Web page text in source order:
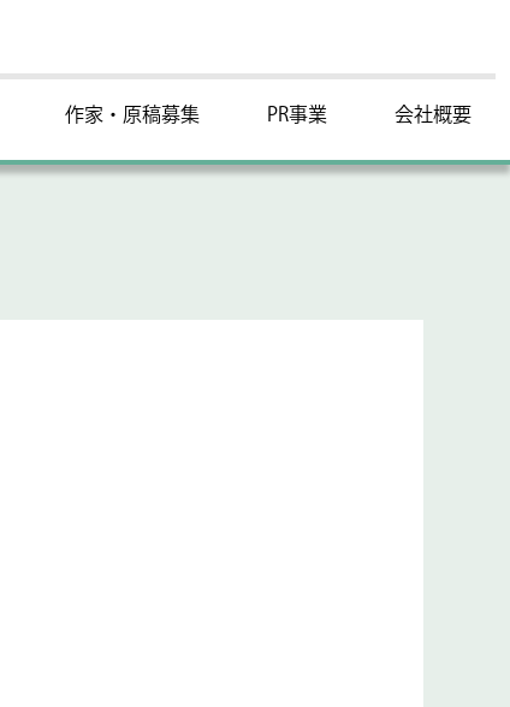
作家・原稿募集 PR事業 会社概要